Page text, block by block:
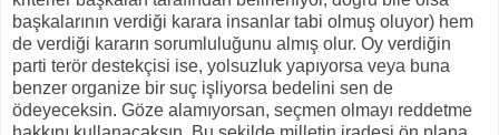
başkalarının verdiği karara insanlar tabi olmuş oluyor) hem
de verdiği kararın sorumluluğunu almış olur. Oy verdiğin
parti terör destekçisi ise, yolsuzluk yapıyorsa veya buna
benzer organize bir suç işliyorsa bedelini sen de
ödeyeceksin. Göze alamıyorsan, seçmen olmayı reddetme